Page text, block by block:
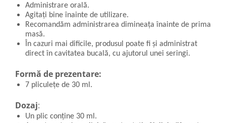
Administrare orală.
Agitați bine înainte de utilizare.
Recomandăm administrarea dimineața înainte de prima
masă.
În cazuri mai dificile, produsul poate fi și administrat
direct în cavitatea bucală, cu ajutorul unei seringi.
Formă de prezentare:
7 pliculețe de 30 ml.
Dozaj:
Un plic conține 30 ml.